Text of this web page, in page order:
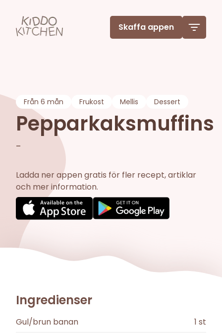
Skaffa appen
Från 6 mån Frukost Mellis Dessert
Pepparkaksmuffins
-
Ladda ner appen gratis för fler recept, artiklar
och mer information.
Ingredienser
Gul/brun banan 1 st